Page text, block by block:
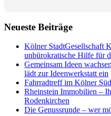
Neueste Beiträge
Kölner StadtGesellschaft
unbürokratische Hilfe für
Gemeinsam Ideen
lädt zur Ideenwerkstatt ein
Fahrradtreff im Kölner
Rheinstein Immobilien –
Rodenkirchen
Die Genussrunde – wer